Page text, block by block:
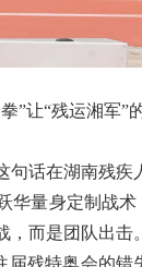
让“残运湘军”
话在湖南残疾
华量身定制战
而是团队出击。
届残特奥会的